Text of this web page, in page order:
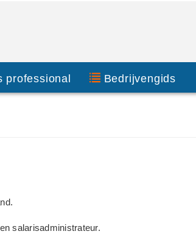
professional Bedrijvengids
salarisadministrateur.